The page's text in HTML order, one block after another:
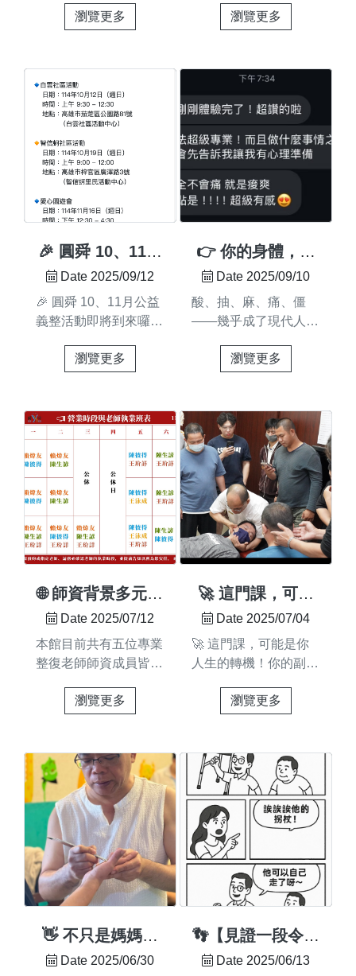
圓舜整復 #全身調理 #
狀態
115/1/4 開課請留意資
期開課時間：115/1/4✨
新班招生中限額招生，
順序錄取，歡迎把握機
會報名！#課程報名表
👉 https://forms.gle/TpMd24iFLDB1FDrc6
＿＿＿＿＃專業技術從
圓舜啟程 🌟💡 你是否
成為專業整復師？💡
手把手帶你進入專業整
復脊骨領域！💡 學習
來掌握在手！🚀 這門
能就藏在這裡！🌿錯過
的是機會，試一試，說
不定就是你人生的轉捩
點！💬你是否曾經想過
——🔸 想學一技之
長，卻擔...
瀏覽更多
佳 其實，這是身體在
復， 讓身體逐步恢復
平衡與健康。幫你從根
本改善，回到輕鬆自在
的狀態#肩頸痠痛 #腰
酸背痛 #體態調整 #痠
痛舒緩 #身體保養 #整
復調理 #專業整復 #脊
骨健康 #體態改善 #運
動恢復 #台南調理 #台
南整復 #圓舜整復 #健
連結：
https://youtube.com/shorts/
feature=share
瀏覽更多
🎉 圓舜 10、11月
公益義整活動即將
Date 2025/09/12
🎉 圓舜 10、11月公益
義整活動即將到來囉！
助民眾改善日常痠痛不
為民眾提供簡單整復服
務。誠摯邀請各位親朋
好友蒞臨參與～💖📍義
整活動詳情：🔹白雲社
區活動 日期：114年
午 9:30 - 12:30 地
點：高雄市茄萣區公園
路81號（白雲社區活動
中心）🔸智信蚵社區活
19日（週日）上午
9:00 - 12:00 地點：
高雄市梓官區廣澤路3
心）🔹愛心園遊會 日
4:30 地點：台南市仁
德區大利路7號 ...
瀏覽更多
👉 你的身體，也
可以很輕鬆自在
Date 2025/09/10
酸、抽、麻、痛、僵
——幾乎成了現代人的
一個安心又有效的方
你調整，讓身體重新找
回平衡與自在。別讓痠
痛成為習慣！我們不該
「適應」酸痛，而是要
真正調整～就像車子也
需要定期保養一樣，身
體也需要定期調整與呵
護，才能保持最佳狀態
唷👉 你的身體，也可
以很輕鬆自在#圓舜整
復 #佳里整復 #痠痛舒
緩 #姿勢調整 #解除症
狀 #脊椎保健
瀏覽更多
🌐 師資背景多元、
各具專長
Date 2025/07/12
本館目前共有五位專業
整復老師師資成員皆為
管理🌐 師資背景多元、
摩結合整復專業，依照
客人狀況提供個人化調
理服務✨🕐 執班時段歡
迎參閱老師執業班表唷
～若您有預約需求或希
望指定老師，建議提前
確認老師時段，並事先
告知我們，以便為您妥
善安排 💛🔹專業整
復，還你自在輕盈的每
南市佳里區佳東路333
瀏覽更多
🚀 這門課，可能
是你人生的轉機！
Date 2025/07/04
🚀 這門課，可能是你
人生的轉機！你的副業
裡！🌿錯過的是機會，
否曾經想過——🔸 想
學一技之長，卻擔心自
己沒基礎？🔸 想轉換
跑道，卻怕為時已晚？
🔸 想幫助家人改善痠
痛，卻苦無方法？別擔
心，我們懂你的猶豫，
但....🧭 試錯的成本很
低，錯過的成本卻可能
是一生的遺憾💪整復課
是身心，改變的可能是
瀏覽更多
👋 不只是媽媽才
會有的「媽媽
Date 2025/06/30
👣【見證一段令人
起雞皮疙瘩的進
Date 2025/06/13